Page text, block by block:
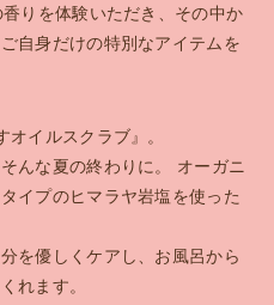
合わせ
SITE
りを体験いただき、その中か
自身だけの特別なアイテムを
イルスクラブ』。
んな夏の終わりに。 オーガニ
イプのヒマラヤ岩塩を使った
を優しくケアし、お風呂から
れます。